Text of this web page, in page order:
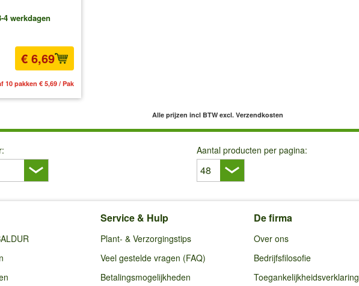
4 werkdagen
€ 6,69
10 pakken € 5,69 / Pak
Alle prijzen incl BTW excl. Verzendkosten
Aantal producten per pagina:
Service & Hulp
Plant- & Verzorgingstips
Veel gestelde vragen (FAQ)
Betalingsmogelijkheden
De firma
Over ons
Bedrijfsfilosofie
Toegankelijkheidsverklaring